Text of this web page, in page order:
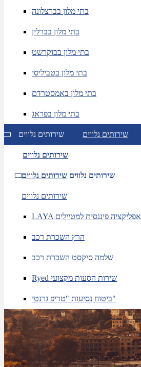
בתי מלון בברצלונה
בתי מלון בברלין
בתי מלון בבוקרשט
בתי מלון בטביליסי
בתי מלון באמסטרדם
בתי מלון בפראג
שירותים נלווים שירותים נלווים
שירותים נלווים
שירותים נלווים שירותים נלווים
שירותים נלווים
LAYA אפליקציה פיננסית למטיילים
הרץ השכרת רכב
שלמה סיקסט השכרת רכב
Ryed שירות הסעות מקצועי
ביטוח נסיעות "טריפ גרנטי"